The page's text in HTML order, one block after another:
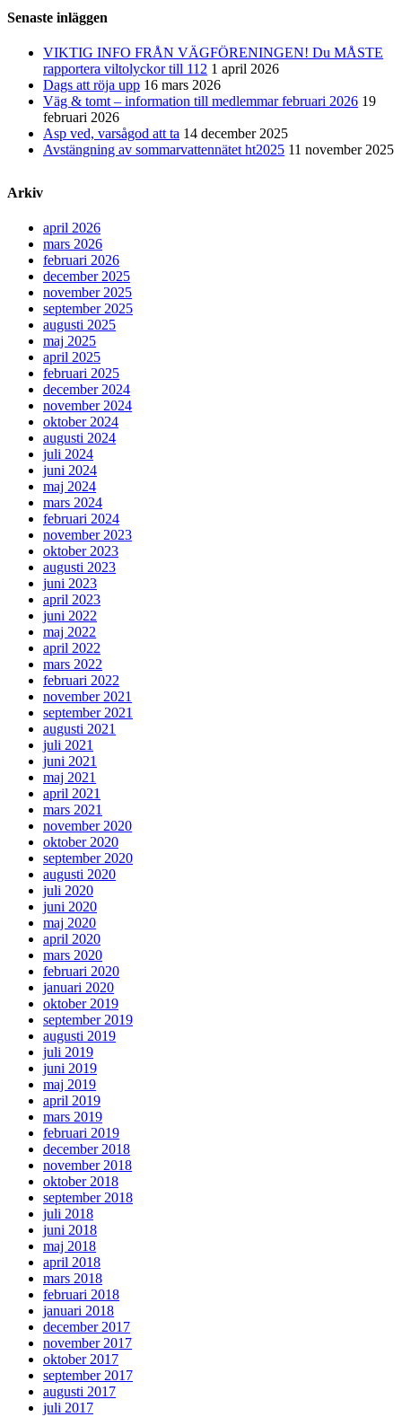
Senaste inläggen
VIKTIG INFO FRÅN VÄGFÖRENINGEN! Du MÅSTE
rapportera viltolyckor till 112 1 april 2026
Dags att röja upp 16 mars 2026
Väg & tomt – information till medlemmar februari 2026 19
februari 2026
Asp ved, varsågod att ta 14 december 2025
Avstängning av sommarvattennätet ht2025 11 november 2025
Arkiv
april 2026
mars 2026
februari 2026
december 2025
november 2025
september 2025
augusti 2025
maj 2025
april 2025
februari 2025
december 2024
november 2024
oktober 2024
augusti 2024
juli 2024
juni 2024
maj 2024
mars 2024
februari 2024
november 2023
oktober 2023
augusti 2023
juni 2023
april 2023
juni 2022
maj 2022
april 2022
mars 2022
februari 2022
november 2021
september 2021
augusti 2021
juli 2021
juni 2021
maj 2021
april 2021
mars 2021
november 2020
oktober 2020
september 2020
augusti 2020
juli 2020
juni 2020
maj 2020
april 2020
mars 2020
februari 2020
januari 2020
oktober 2019
september 2019
augusti 2019
juli 2019
juni 2019
maj 2019
april 2019
mars 2019
februari 2019
december 2018
november 2018
oktober 2018
september 2018
juli 2018
juni 2018
maj 2018
april 2018
mars 2018
februari 2018
januari 2018
december 2017
november 2017
oktober 2017
september 2017
augusti 2017
juli 2017